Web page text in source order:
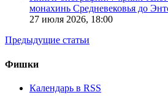
монахинь Средневековья до
27 июля 2026, 18:00
Предыдущие статьи
Фишки
Календарь в RSS